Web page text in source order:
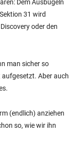
Dem Ausbügeln
31 wird
oder den
man sicher so
aufgesetzt. Aber auch
(endlich) anziehen
so, wie wir ihn